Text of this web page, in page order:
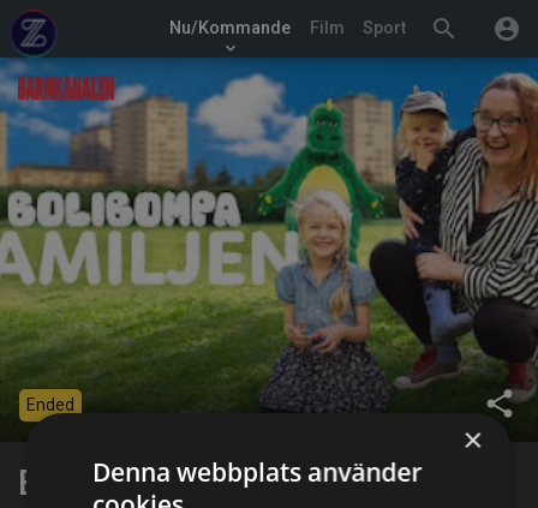
search account_circle
Nu/Kommande
keyboard_arrow_down
Film Sport
share
Ended
Bolibompafamiljen
×
Denna webbplats använder